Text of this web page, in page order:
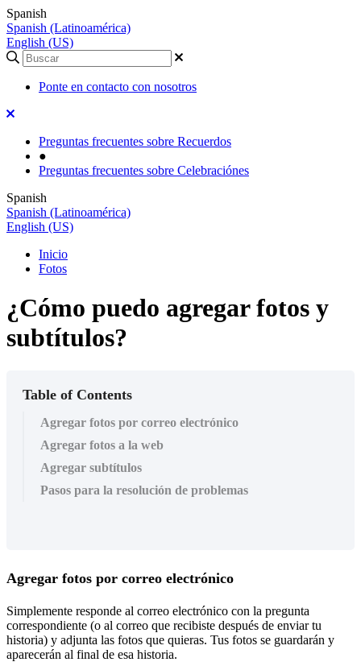
Spanish
Spanish (Latinoamérica)
English (US)
Ponte en contacto con nosotros
Preguntas frecuentes sobre Recuerdos
●
Preguntas frecuentes sobre Celebraciónes
Spanish
Spanish (Latinoamérica)
English (US)
Inicio
Fotos
¿Cómo puedo agregar fotos y
subtítulos?
Table of Contents
Agregar fotos por correo electrónico
Agregar fotos a la web
Agregar subtítulos
Pasos para la resolución de problemas
Agregar fotos por correo electrónico
Simplemente responde al correo electrónico con la pregunta
correspondiente (o al correo que recibiste después de enviar tu
historia) y adjunta las fotos que quieras. Tus fotos se guardarán y
aparecerán al final de esa historia.